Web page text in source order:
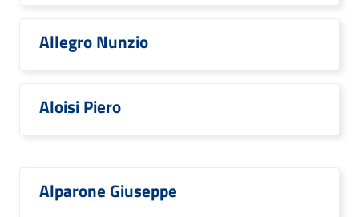
Allegro Nunzio
Aloisi Piero
Alparone Giuseppe